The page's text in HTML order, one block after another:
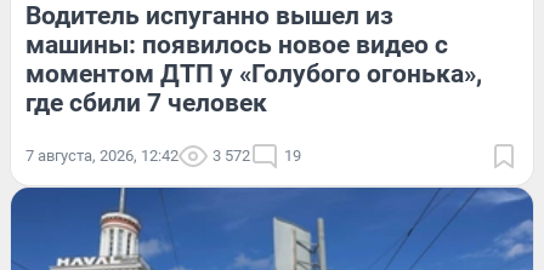
Водитель испуганно вышел из
машины: появилось новое видео с
моментом ДТП у «Голубого огонька»,
где сбили 7 человек
7 августа, 2026, 12:42 3 572 19